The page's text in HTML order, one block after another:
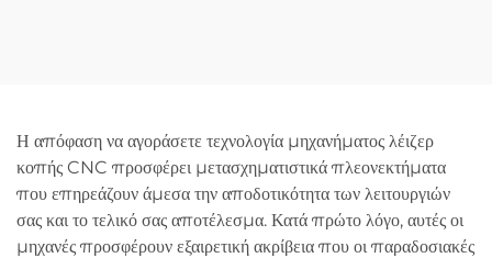
Η απόφαση να αγοράσετε τεχνολογία μηχανήματος λέιζερ
κοπής CNC προσφέρει μετασχηματιστικά πλεονεκτήματα
που επηρεάζουν άμεσα την αποδοτικότητα των λειτουργιών
σας και το τελικό σας αποτέλεσμα. Κατά πρώτο λόγο, αυτές οι
μηχανές προσφέρουν εξαιρετική ακρίβεια που οι παραδοσιακές